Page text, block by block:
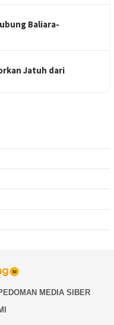
Baliara-
Jatuh dari
MEDIA SIBER